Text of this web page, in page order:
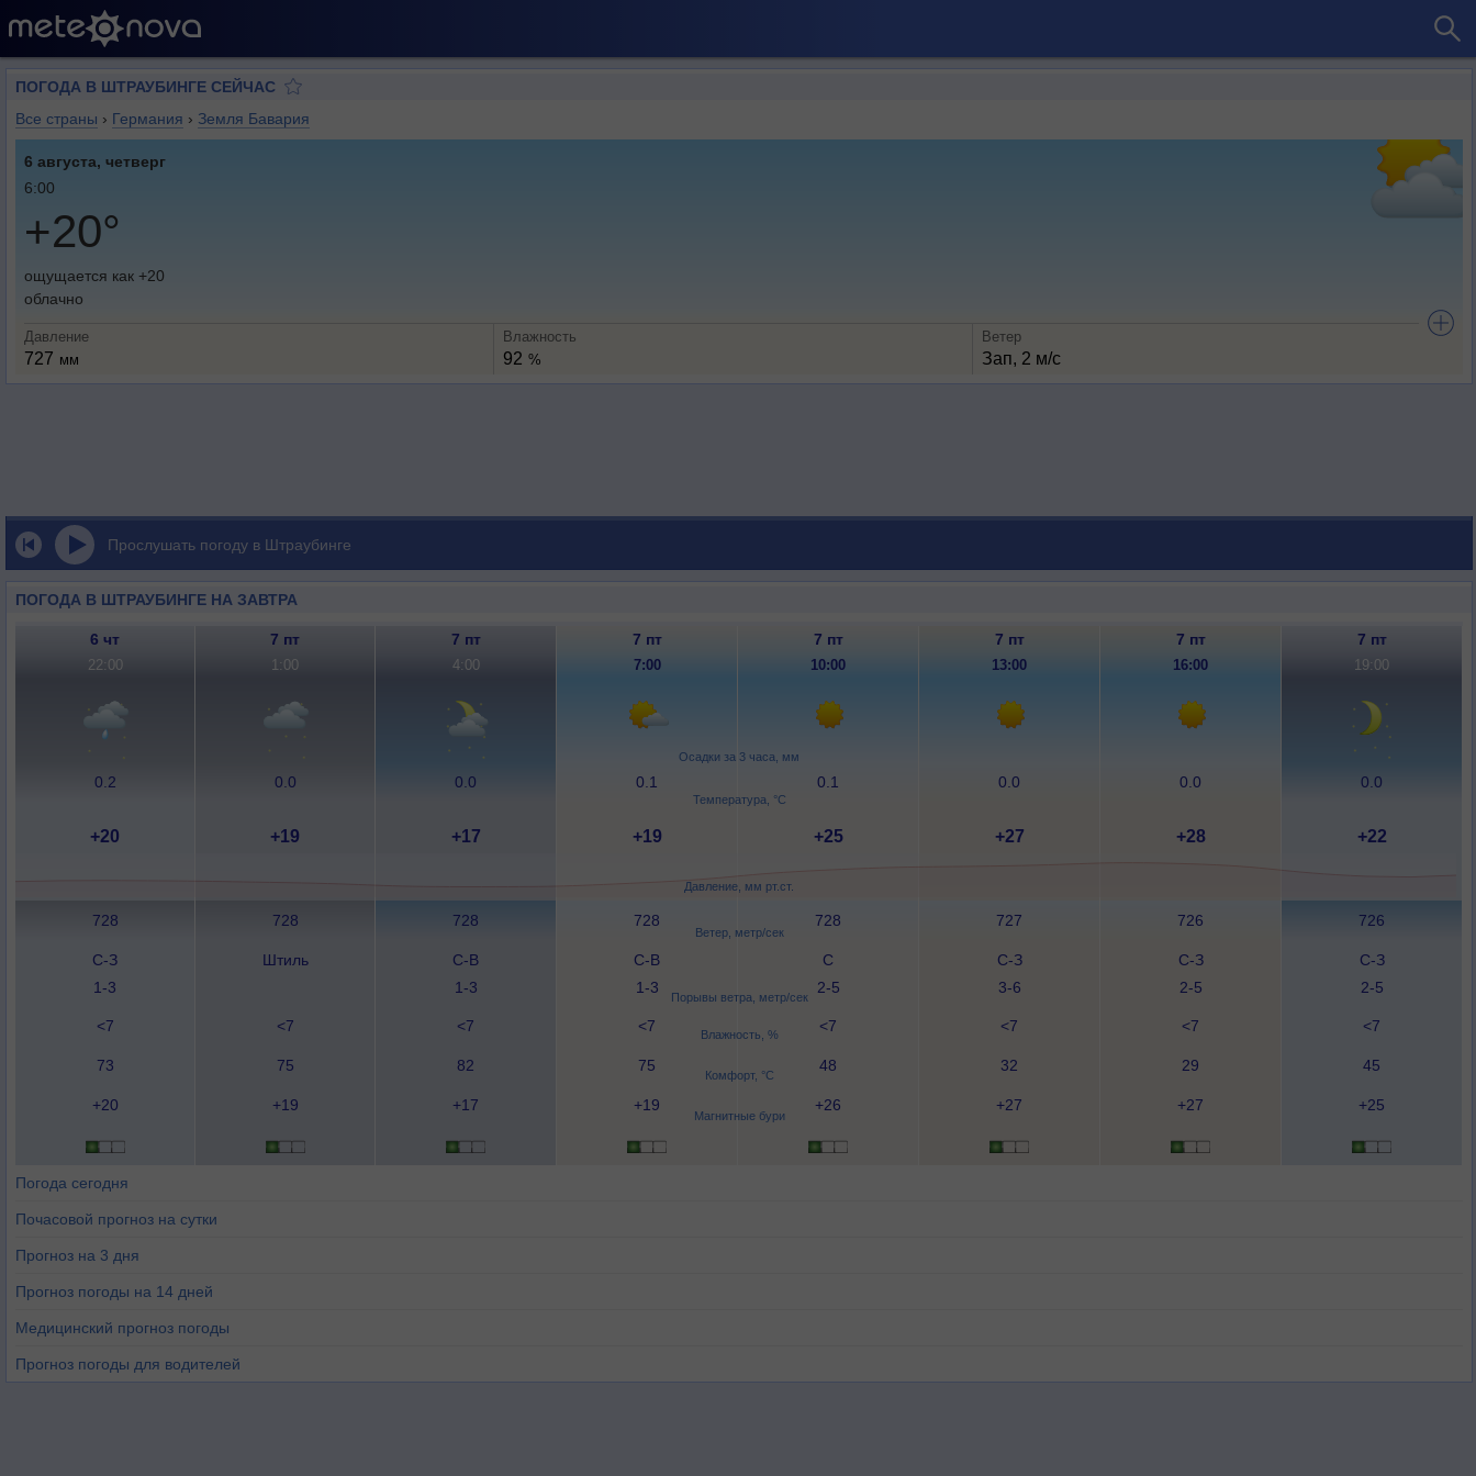
ПОГОДА В ШТРАУБИНГЕ СЕЙЧАС
Все страны › Германия › Земля Бавария
6 августа, четверг
6:00
+20°
ощущается как +20
облачно
Давление
727 мм
Влажность
92 %
Ветер
Зап, 2 м/с
Прослушать погоду в Штраубинге
ПОГОДА В ШТРАУБИНГЕ НА ЗАВТРА
Осадки за 3 часа, мм
Температура, °C
Давление, мм рт.ст.
Ветер, метр/сек
Порывы ветра, метр/сек
Влажность, %
Комфорт, °C
Магнитные бури
6 чт 7 пт 7 пт 7 пт 7 пт 7 пт 7 пт 7 пт
22:00 1:00 4:00 7:00 10:00 13:00 16:00 19:00
0.2 0.0 0.0 0.1 0.1 0.0 0.0 0.0
+20 +19 +17 +19 +25 +27 +28 +22
728 728 728 728 728 727 726 726
С-З
1-3
Штиль
С-В
1-3
С-В
1-3
С
2-5
С-З
3-6
С-З
2-5
С-З
2-5
<7 <7 <7 <7 <7 <7 <7 <7
73 75 82 75 48 32 29 45
+20 +19 +17 +19 +26 +27 +27 +25
Погода сегодня
Почасовой прогноз на сутки
Прогноз на 3 дня
Прогноз погоды на 14 дней
Медицинский прогноз погоды
Прогноз погоды для водителей